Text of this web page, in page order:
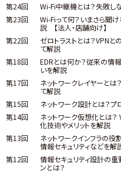
第24回 Wi-Fi中継機とは？失敗し
第23回
Wi-Fiって何？いまさら聞
説 【法人・店舗向け】
第22回
ゼロトラストとは？VPN
て解説
第18回
EDRとは何か？従来の情
いを解説
第17回
ネットワークレイヤーと
て解説
第15回 ネットワーク設計とは？
第14回
ネットワーク仮想化とは？
化技術やメリットを解説
第13回
ネットワークインフラの役
情報セキュリティなどを解
第12回
情報セキュリティ設計の
ンとは？